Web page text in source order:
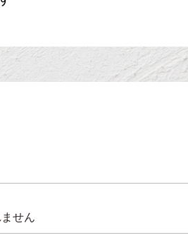
せん